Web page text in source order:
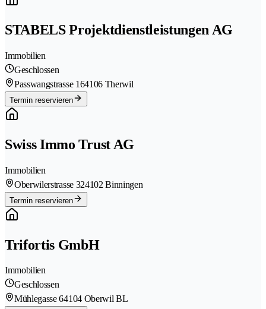
STABELS Projektdienstleistungen AG
Immobilien
Geschlossen
Passwangstrasse 164106 Therwil
Termin reservieren
Swiss Immo Trust AG
Immobilien
Oberwilerstrasse 324102 Binningen
Termin reservieren
Trifortis GmbH
Immobilien
Geschlossen
Mühlegasse 64104 Oberwil BL